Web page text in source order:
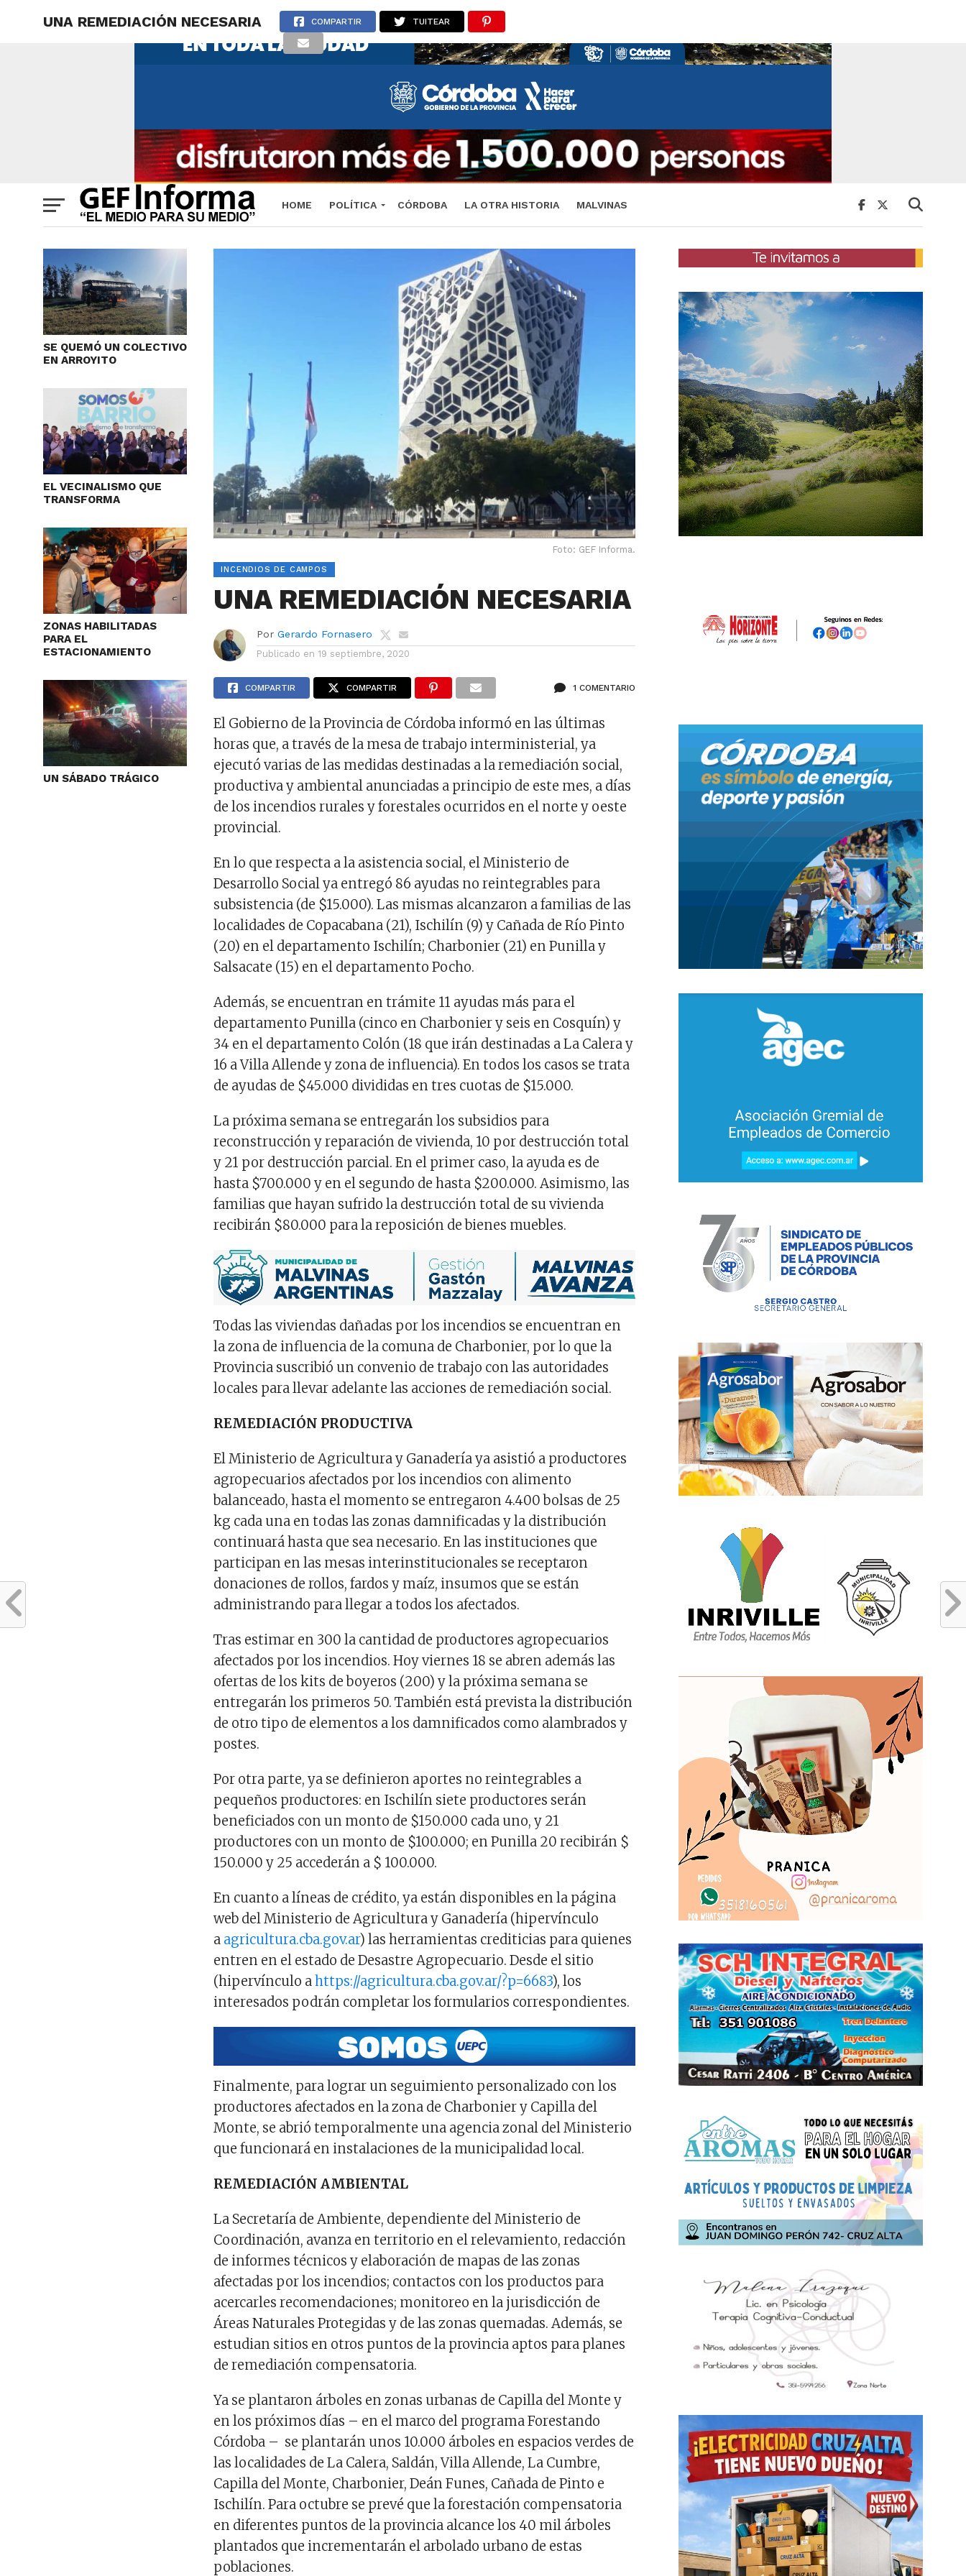
HOME POLÍTICA CÓRDOBA LA OTRA HISTORIA MALVINAS
UNA REMEDIACIÓN NECESARIA COMPARTIR TUITEAR
SE QUEMÓ UN COLECTIVO
EN ARROYITO
EL VECINALISMO QUE
TRANSFORMA
ZONAS HABILITADAS
PARA EL
ESTACIONAMIENTO
UN SÁBADO TRÁGICO
Foto: GEF Informa.
INCENDIOS DE CAMPOS
UNA REMEDIACIÓN NECESARIA
Por Gerardo Fornasero
Publicado en 19 septiembre, 2020
COMPARTIR COMPARTIR 1 COMENTARIO
El Gobierno de la Provincia de Córdoba informó en las últimas
horas que, a través de la mesa de trabajo interministerial, ya
ejecutó varias de las medidas destinadas a la remediación social,
productiva y ambiental anunciadas a principio de este mes, a días
de los incendios rurales y forestales ocurridos en el norte y oeste
provincial.
En lo que respecta a la asistencia social, el Ministerio de
Desarrollo Social ya entregó 86 ayudas no reintegrables para
subsistencia (de $15.000). Las mismas alcanzaron a familias de las
localidades de Copacabana (21), Ischilín (9) y Cañada de Río Pinto
(20) en el departamento Ischilín; Charbonier (21) en Punilla y
Salsacate (15) en el departamento Pocho.
Además, se encuentran en trámite 11 ayudas más para el
departamento Punilla (cinco en Charbonier y seis en Cosquín) y
34 en el departamento Colón (18 que irán destinadas a La Calera y
16 a Villa Allende y zona de influencia). En todos los casos se trata
de ayudas de $45.000 divididas en tres cuotas de $15.000.
La próxima semana se entregarán los subsidios para
reconstrucción y reparación de vivienda, 10 por destrucción total
y 21 por destrucción parcial. En el primer caso, la ayuda es de
hasta $700.000 y en el segundo de hasta $200.000. Asimismo, las
familias que hayan sufrido la destrucción total de su vivienda
recibirán $80.000 para la reposición de bienes muebles.
Todas las viviendas dañadas por los incendios se encuentran en
la zona de influencia de la comuna de Charbonier, por lo que la
Provincia suscribió un convenio de trabajo con las autoridades
locales para llevar adelante las acciones de remediación social.
REMEDIACIÓN PRODUCTIVA
El Ministerio de Agricultura y Ganadería ya asistió a productores
agropecuarios afectados por los incendios con alimento
balanceado, hasta el momento se entregaron 4.400 bolsas de 25
kg cada una en todas las zonas damnificadas y la distribución
continuará hasta que sea necesario. En las instituciones que
participan en las mesas interinstitucionales se receptaron
donaciones de rollos, fardos y maíz, insumos que se están
administrando para llegar a todos los afectados.
Tras estimar en 300 la cantidad de productores agropecuarios
afectados por los incendios. Hoy viernes 18 se abren además las
ofertas de los kits de boyeros (200) y la próxima semana se
entregarán los primeros 50. También está prevista la distribución
de otro tipo de elementos a los damnificados como alambrados y
postes.
Por otra parte, ya se definieron aportes no reintegrables a
pequeños productores: en Ischilín siete productores serán
beneficiados con un monto de $150.000 cada uno, y 21
productores con un monto de $100.000; en Punilla 20 recibirán $
150.000 y 25 accederán a $ 100.000.
En cuanto a líneas de crédito, ya están disponibles en la página
web del Ministerio de Agricultura y Ganadería (hipervínculo
a agricultura.cba.gov.ar) las herramientas crediticias para quienes
entren en el estado de Desastre Agropecuario. Desde el sitio
(hipervínculo ahttps://agricultura.cba.gov.ar/?p=6683), los
interesados podrán completar los formularios correspondientes.
Finalmente, para lograr un seguimiento personalizado con los
productores afectados en la zona de Charbonier y Capilla del
Monte, se abrió temporalmente una agencia zonal del Ministerio
que funcionará en instalaciones de la municipalidad local.
REMEDIACIÓN AMBIENTAL
La Secretaría de Ambiente, dependiente del Ministerio de
Coordinación, avanza en territorio en el relevamiento, redacción
de informes técnicos y elaboración de mapas de las zonas
afectadas por los incendios; contactos con los productos para
acercarles recomendaciones; monitoreo en la jurisdicción de
Áreas Naturales Protegidas y de las zonas quemadas. Además, se
estudian sitios en otros puntos de la provincia aptos para planes
de remediación compensatoria.
Ya se plantaron árboles en zonas urbanas de Capilla del Monte y
en los próximos días – en el marco del programa Forestando
Córdoba – se plantarán unos 10.000 árboles en espacios verdes de
las localidades de La Calera, Saldán, Villa Allende, La Cumbre,
Capilla del Monte, Charbonier, Deán Funes, Cañada de Pinto e
Ischilín. Para octubre se prevé que la forestación compensatoria
en diferentes puntos de la provincia alcance los 40 mil árboles
plantados que incrementarán el arbolado urbano de estas
poblaciones.